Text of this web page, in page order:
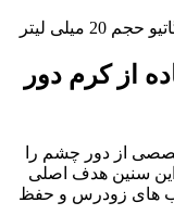
از کرم دور
از دور چشم را
در این سنین هدف اصلی
های زودرس و حفظ